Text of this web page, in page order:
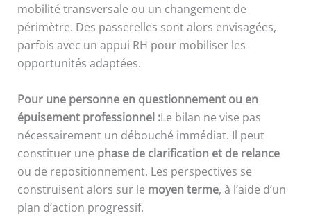
mobilité transversale ou un changement de
périmètre. Des passerelles sont alors envisagées,
parfois avec un appui RH pour mobiliser les
opportunités adaptées.
Pour une personne en questionnement ou en
épuisement professionnel :Le bilan ne vise pas
nécessairement un débouché immédiat. Il peut
constituer une phase de clarification et de relance
ou de repositionnement. Les perspectives se
construisent alors sur le moyen terme, à l’aide d’un
plan d’action progressif.